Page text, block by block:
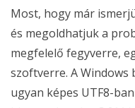
Most, hogy már
és megoldhatjuk a
megfelelő fegyverre,
szoftverre. A
ugyan képes UTF8-